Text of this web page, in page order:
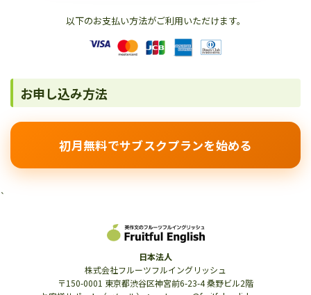
以下のお支払い方法がご利用いただけます。
お申し込み方法
初月無料でサブスクプランを始める
`
日本法人
株式会社フルーツフルイングリッシュ
〒150-0001 東京都渋谷区神宮前6-23-4 桑野ビル2階